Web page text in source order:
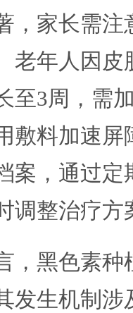
，家长需注
老年人因皮
至3周，需
敷料加速
案，通过
调整治疗方
，黑色素
发生机制